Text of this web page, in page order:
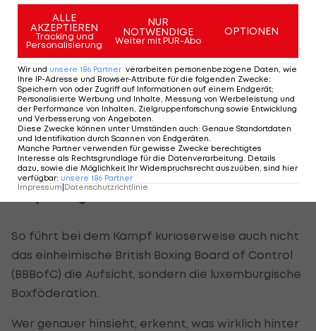
Um die Show in London trotzdem steigen lassen
zu können, musste Chisora auf einen höchst
umstrittenen Trick zurückgreifen. Er boxt nun mit
einer luxemburgischen Lizenz.
Genauso wie sein Kontrahent: Haye hatte seine
Lizenz schon vor der unfreiwillig komischen Aktion
in München zurückgegeben. Er beantragte eine
neue nicht in seinem Heimatland, sondern
ebenfalls in dem kleinen Großherzogtum.
So führt bei dem Kampf kurioserweise auch nicht
das einheimische British Boxing Board of Control
(BBBofC) die Aufsicht, sondern die luxemburgische
Boxföderation.
Wer genauer hinsieht, erkennt, was wirklich hinter
ALLE
AKZEPTIEREN
Tracking und
Personalisierung
NUR
NOTWENDIGE
Weiter mit PUR-Abo
OPTIONEN
Wir und unsere 186 Partner verarbeiten personenbezogene Daten, wie
Ihre IP-Adresse und Browser-Attribute für die folgenden Zwecke:
Speichern von oder Zugriff auf Informationen auf einem Endgerät;
Personalisierte Werbung und Inhalte, Messung von Werbeleistung und
der Performance von Inhalten, Zielgruppenforschung sowie Entwicklung
und Verbesserung von Angeboten.
Diese Zwecke können unter Umständen auch: Genaue Standortdaten
und Identifikation durch Scannen von Endgeräten.
Manche Partner verwenden für gewisse Zwecke berechtigtes
Interesse als Rechtsgrundlage für die Datenverarbeitung. Details
dazu, sowie die Möglichkeit Ihr Widerspruchsrecht auszuüben, sind hier
verfügbar: unsere 186 Partner
Impressum Datenschutzrichtlinie